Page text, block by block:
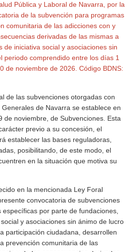
Pública y Laboral de Navarra, por la
de la subvención para programas
comunitaria de las adicciones con y
derivadas de las mismas a
de iniciativa social y asociaciones sin
periodo comprendido entre los días 1
de noviembre de 2026. Código BDNS:
de las subvenciones otorgadas con
de Navarra se establece en
de noviembre, de Subvenciones. Esta
previo a su concesión, el
establecer las bases reguladoras,
posibilitando, de este modo, el
en la situación que motiva su
en la mencionada Ley Foral
convocatoria de subvenciones
por parte de fundaciones,
y asociaciones sin ánimo de lucro
participación ciudadana, desarrollen
prevención comunitaria de las